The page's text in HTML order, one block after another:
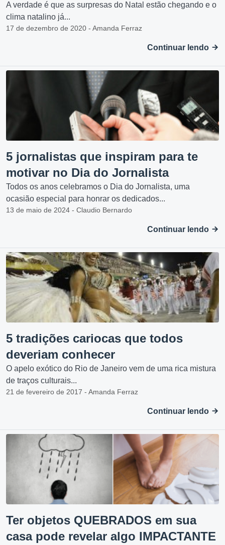
A verdade é que as surpresas do Natal estão chegando e o
clima natalino já...
17 de dezembro de 2020 - Amanda Ferraz
Continuar lendo
5 jornalistas que inspiram para te
motivar no Dia do Jornalista
Todos os anos celebramos o Dia do Jornalista, uma
ocasião especial para honrar os dedicados...
13 de maio de 2024 - Claudio Bernardo
Continuar lendo
5 tradições cariocas que todos
deveriam conhecer
O apelo exótico do Rio de Janeiro vem de uma rica mistura
de traços culturais...
21 de fevereiro de 2017 - Amanda Ferraz
Continuar lendo
Ter objetos QUEBRADOS em sua
casa pode revelar algo IMPACTANTE